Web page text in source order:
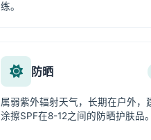
练。
防晒
属弱紫外辐射天气，长期在户外，
涂擦SPF在8-12之间的防晒护肤品